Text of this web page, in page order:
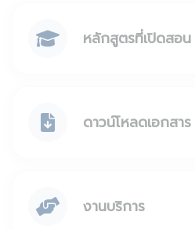
หลักสูตรที่เปิดสอน
ดาวน์โหลดเอกสาร
งานบริการ